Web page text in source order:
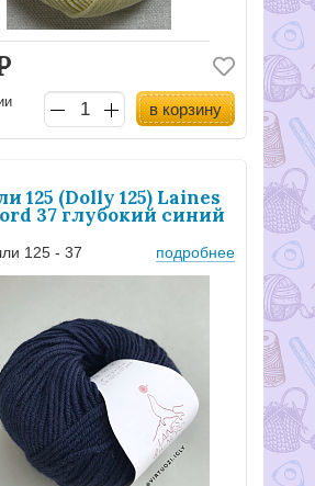
в корзину
125 (Dolly 125) Laines
37 глубокий синий
125 - 37 подробнее